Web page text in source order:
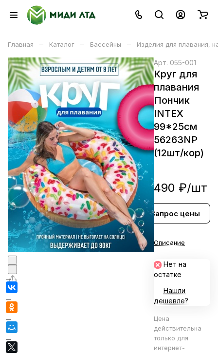
Главная – Каталог – Бассейны – Изделия для плавания,
Арт. 055-001
Круг для
плавания
Пончик
INTEX
99*25см
56263NP
(12шт/кор)
490 ₽/шт
Запрос цены
В корзине
Описание
Нет на
остатке
Нашли
дешевле?
Цена
действительна
только для
интернет-